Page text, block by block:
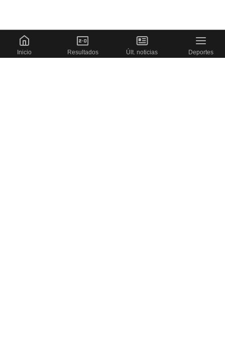
Inicio Resultados Últ. noticias Deportes